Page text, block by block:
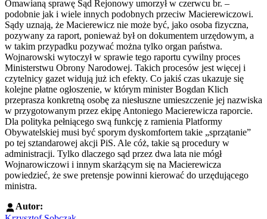
Omawianą sprawę Sąd Rejonowy umorzył w czerwcu br. –
podobnie jak i wiele innych podobnych przeciw Macierewiczowi.
Sądy uznają, że Macierewicz nie może być, jako osoba fizyczna,
pozywany za raport, ponieważ był on dokumentem urzędowym, a
w takim przypadku pozywać można tylko organ państwa.
Wojnarowski wytoczył w sprawie tego raportu cywilny proces
Ministerstwu Obrony Narodowej. Takich procesów jest więcej i
czytelnicy gazet widują już ich efekty. Co jakiś czas ukazuje się
kolejne płatne ogłoszenie, w którym minister Bogdan Klich
przeprasza konkretną osobę za niesłuszne umieszczenie jej nazwiska
w przygotowanym przez ekipę Antoniego Macierewicza raporcie.
Dla polityka pełniącego swą funkcję z ramienia Platformy
Obywatelskiej musi być sporym dyskomfortem takie „sprzątanie”
po tej sztandarowej akcji PiS. Ale cóż, takie są procedury w
administracji. Tylko dlaczego sąd przez dwa lata nie mógł
Wojnarowiczowi i innym skarżącym się na Macierewicza
powiedzieć, że swe pretensje powinni kierować do urzędującego
ministra.
Autor: